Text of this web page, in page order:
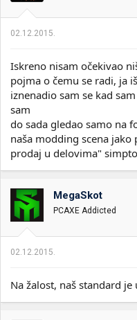
02.12.2015.
Iskreno nisam očekivao
pojma o čemu se radi, ja
iznenadio sam se kad
sam
do sada gledao samo na
naša modding scena
prodaj u delovima"
MegaSkot
PCAXE Addicted
02.12.2015.
Na žalost, naš standard je